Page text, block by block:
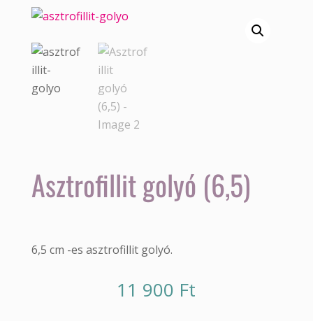
Asztrofillit golyó (6,5)
6,5 cm -es asztrofillit golyó.
11 900 Ft